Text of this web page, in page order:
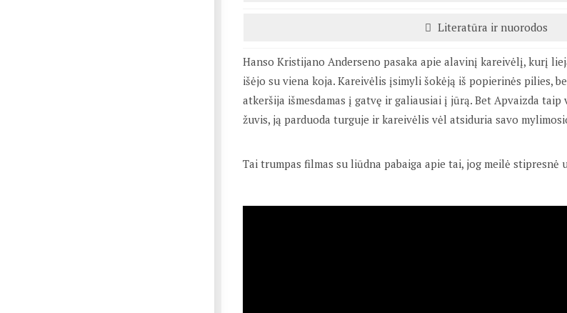
Literatūra ir nuorodos
Hanso Kristijano Anderseno pasaka apie alavinį kareivėlį, kurį
išėjo su viena koja. Kareivėlis įsimyli šokėją iš popierinės pilies,
atkeršija išmesdamas į gatvę ir galiausiai į jūrą. Bet Apvaizda
žuvis, ją parduoda turguje ir kareivėlis vėl atsiduria savo
Tai trumpas filmas su liūdna pabaiga apie tai, jog meilė stipresnė